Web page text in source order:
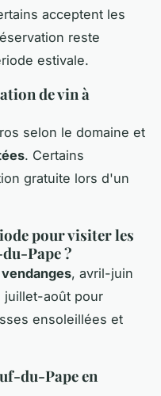
acceptent les
reste
estivale.
de vin à
selon le domaine et
. Certains
gratuite lors d'un
pour visiter les
Pape ?
vendanges, avril-juin
juillet-août pour
ensoleillées et
du-Pape en